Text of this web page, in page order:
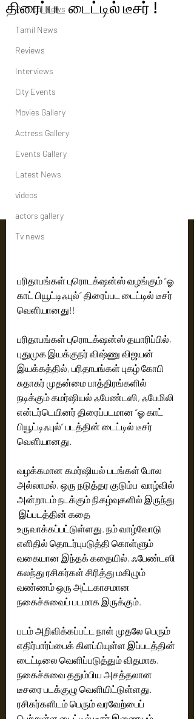
Political News
Tamil News
Reviews
Interviews
City Events
Movies Gallery
Actress Gallery
Events Gallery
Latest News
videos
actors gallery
Tv news
திரைப்பட டைட்டில் டீசர் !
பரிதாபங்கள் புரொடக்‌ஷன்ஸ் வழங்கும் “ஓ
காட் பியூட்டிஃபுல்” திரைப்பட டைட்டில் டீசர்
வெளியானது!!
பரிதாபங்கள் புரொடக்‌ஷன்ஸ் தயாரிப்பில்,
புதுமுக இயக்குநர் விஷ்ணு விஜயன்
இயக்கத்தில், பரிதாபங்கள் புகழ் கோபி
சுதாகர் முதன்மை பாத்திரங்களில்
நடிக்கும் கமர்ஷியல் ஃபேண்டஸி, ஃபேமிலி
என்டர்டெயினர் திரைப்படமான “ஓ காட்
பியூட்டிஃபுல்” படத்தின் டைட்டில் டீசர்
வெளியானது.
வழக்கமான கமர்ஷியல் படங்கள் போல
அல்லாமல், ஒரு நடுத்தர குடும்ப  வாழ்வில்
அன்றாடம் நடக்கும் நிகழ்வுகளில் இருந்து
இப்படத்தின் கதை
உருவாக்கப்பட்டுள்ளது. நம் வாழ்வோடு
எளிதில் தொடர்புபடுத்தி கொள்ளும்
வகையான இந்தக் கதையில், ஃபேண்டஸி
கலந்து ரசிகர்கள் சிரித்து மகிழும்
வண்ணம் ஒரு அட்டகாசமான
நகைச்சுவைப் படமாக இருக்கும்.
படம் அறிவிக்கப்பட்ட நாள் முதலே பெரும்
எதிர்பார்ப்பைக் கிளப்பியுள்ள இப்படத்தின்
டைட்டிலை வெளிப்படுத்தும் விதமாக,
நகைச்சுவை ததும்பிய அசத்தலான
டீசரை படக்குழு வெளியிட்டுள்ளது.
ரசிகர்களிடம் பெரும் வரவேற்பைப்